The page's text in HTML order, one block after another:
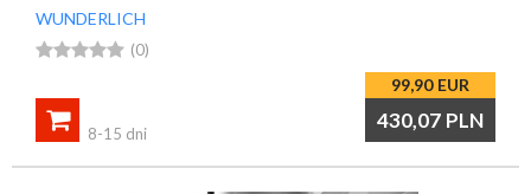
WUNDERLICH
 (0)
99,90 EUR
430,07 PLN

8-15 dni